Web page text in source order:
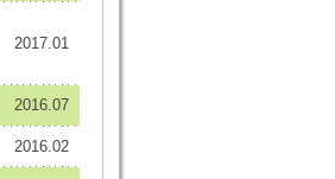
2017.01
2016.07
2016.02